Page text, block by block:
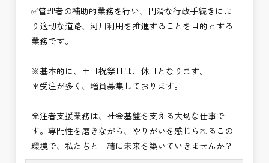
■勤務地について、ご希望のある方は別途ご相談く
ださい。
国土交通省、地方自治体
■発注者支援業務＜希望する業務をお選びくださ
い。＞
・＜急募＞資料作成業務
・NEXCO（ネクスコ）施工管理
・NEXCO（ネクスコ）点検業務
✅管理者の補助的業務を行い、円滑な行政手続きによ
り適切な道路、河川利用を推進することを目的とする
業務です。
※基本的に、土日祝祭日は、休日となります。
＊受注が多く、増員募集しております。
発注者支援業務は、社会基盤を支える大切な仕事で
す。専門性を磨きながら、やりがいを感じられるこの
環境で、私たちと一緒に未来を築いていきませんか？